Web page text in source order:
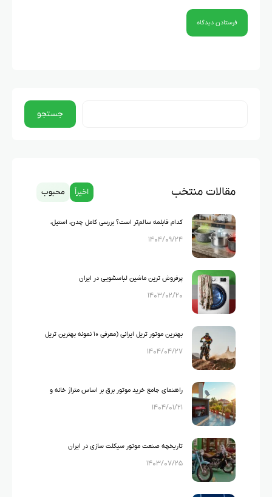
جستجو
مقالات منتخب اخیراً محبوب
کدام قابلمه سالم‌تر است؟ بررسی کامل چدن، استیل،
گرانیت و تفلون
۱۴۰۴/۰۹/۲۴
پرفروش ترین ماشین لباسشویی در ایران
۱۴۰۳/۰۲/۲۰
بهترین موتور تریل ایرانی (معرفی ۱۰ نمونه بهترین تریل
های ایرانی)
۱۴۰۴/۰۴/۲۷
راهنمای جامع خرید موتور برق بر اساس متراژ خانه و
لوازم خانگی
۱۴۰۴/۰۱/۲۱
تاریخچه صنعت موتور سیکلت سازی در ایران
۱۴۰۳/۰۷/۲۵